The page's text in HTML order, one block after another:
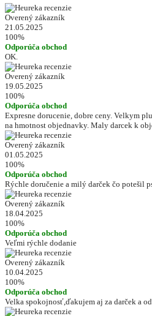
Overený zákazník
21.05.2025
100%
Odporúča obchod
OK.
Overený zákazník
19.05.2025
100%
Odporúča obchod
Expresne dorucenie, dobre ceny. Velkym
na hmotnost objednavky. Maly darcek k
Overený zákazník
01.05.2025
100%
Odporúča obchod
Rýchle doručenie a milý darček čo potešil
Overený zákazník
18.04.2025
100%
Odporúča obchod
Veľmi rýchle dodanie
Overený zákazník
10.04.2025
100%
Odporúča obchod
Velka spokojnosť,ďakujem aj za darček a